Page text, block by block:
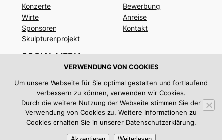
Konzerte
Wirte
Sponsoren
Skulpturenprojekt
Bewerbung
Anreise
Kontakt
SOCIAL MEDIA
Instagram
Twitter/X
Impressum|Datenschutz
VERWENDUNG VON COOKIES
Um unsere Webseite für Sie optimal gestalten und fortlaufend
verbessern zu können, verwenden wir Cookies.
Durch die weitere Nutzung der Webseite stimmen Sie der
Verwendung von Cookies zu. Weitere Informationen zu
Cookies erhalten Sie in unserer Datenschutzerklärung.